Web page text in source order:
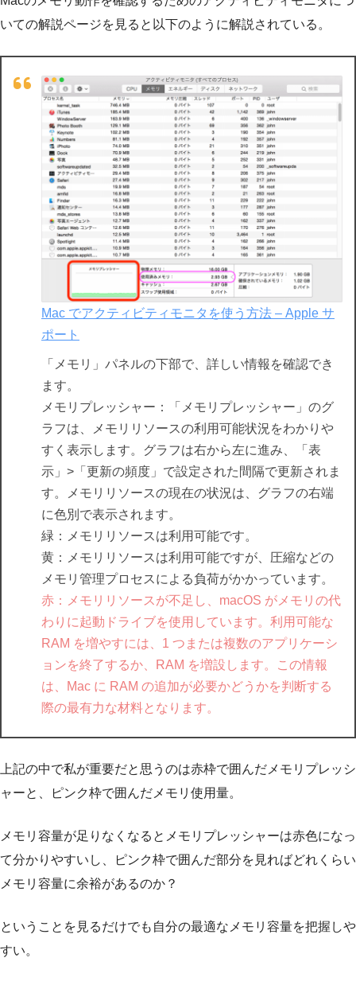
いての解説ページを見ると以下のように解説されている。
Mac でアクティビティモニタを使う方法 – Apple サ
ポート
「メモリ」パネルの下部で、詳しい情報を確認でき
ます。
メモリプレッシャー：「メモリプレッシャー」のグ
ラフは、メモリリソースの利用可能状況をわかりや
すく表示します。グラフは右から左に進み、「表
示」>「更新の頻度」で設定された間隔で更新されま
す。メモリリソースの現在の状況は、グラフの右端
に色別で表示されます。
緑：メモリリソースは利用可能です。
黄：メモリリソースは利用可能ですが、圧縮などの
メモリ管理プロセスによる負荷がかかっています。
赤：メモリリソースが不足し、macOS がメモリの代
わりに起動ドライブを使用しています。利用可能な
RAM を増やすには、1 つまたは複数のアプリケーシ
ョンを終了するか、RAM を増設します。この情報
は、Mac に RAM の追加が必要かどうかを判断する
際の最有力な材料となります。
上記の中で私が重要だと思うのは赤枠で囲んだメモリプレッシ
ャーと、ピンク枠で囲んだメモリ使用量。
メモリ容量が足りなくなるとメモリプレッシャーは赤色になっ
て分かりやすいし、ピンク枠で囲んだ部分を見ればどれくらい
メモリ容量に余裕があるのか？
ということを見るだけでも自分の最適なメモリ容量を把握しや
すい。